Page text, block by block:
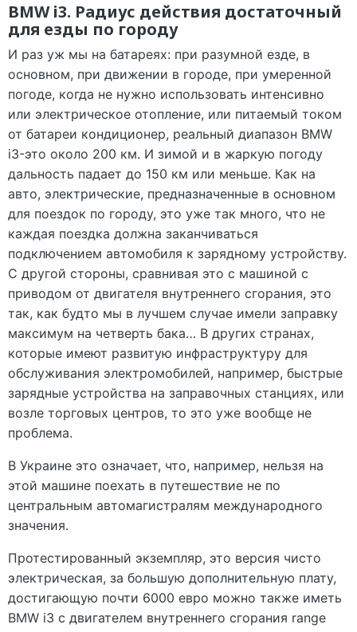
BMW i3. Радиус действия достаточный
для езды по городу
И раз уж мы на батареях: при разумной езде, в
основном, при движении в городе, при умеренной
погоде, когда не нужно использовать интенсивно
или электрическое отопление, или питаемый током
от батареи кондиционер, реальный диапазон BMW
i3-это около 200 км. И зимой и в жаркую погоду
дальность падает до 150 км или меньше. Как на
авто, электрические, предназначенные в основном
для поездок по городу, это уже так много, что не
каждая поездка должна заканчиваться
подключением автомобиля к зарядному устройству.
С другой стороны, сравнивая это с машиной с
приводом от двигателя внутреннего сгорания, это
так, как будто мы в лучшем случае имели заправку
максимум на четверть бака… В других странах,
которые имеют развитую инфраструктуру для
обслуживания электромобилей, например, быстрые
зарядные устройства на заправочных станциях, или
возле торговых центров, то это уже вообще не
проблема.
В Украине это означает, что, например, нельзя на
этой машине поехать в путешествие не по
центральным автомагистралям международного
значения.
Протестированный экземпляр, это версия чисто
электрическая, за большую дополнительную плату,
достигающую почти 6000 евро можно также иметь
BMW i3 с двигателем внутреннего сгорания range